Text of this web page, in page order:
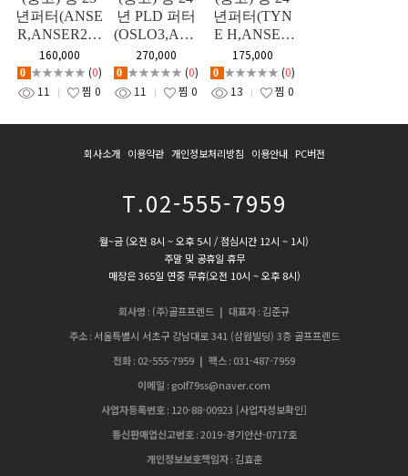
년퍼터(ANSE
R,ANSER2D,
DS72,DS72C,
KUSHIN4,M
UNDY,PRIM
EA,TOMCAT
160,000
0 ★★★★★ (0)
11
찜 0
년 PLD 퍼터
(OSLO3,ALL
Y,ANSER,AN
SER2D,DS72)
270,000
0 ★★★★★ (0)
11
찜 0
년퍼터(TYN
E H,ANSER
2,ANSER D,
B60,FETCH,
KETSCH G)
175,000
0 ★★★★★ (0)
13
찜 0
회사소개 이용약관 개인정보처리방침 이용안내 PC버전
T.02-555-7959
월~금 (오전 8시 ~ 오후 5시 / 점심시간 12시 ~ 1시)
주말 및 공휴일 휴무
매장은 365일 연중 무휴(오전 10시 ~ 오후 8시)
회사명 : (주)골프프렌드 | 대표자: 김준규
주소 : 서울특별시 서초구 강남대로 341 (삼원빌딩) 3층 골프프렌드
전화: 02-555-7959 | 팩스: 031-487-7959
이메일 : golf79ss@naver.com
사업자등록번호: 120-88-00923 [사업자정보확인]
통신판매업신고번호 :2019-경기안산-0717호
개인정보보호책임자 : 김효훈